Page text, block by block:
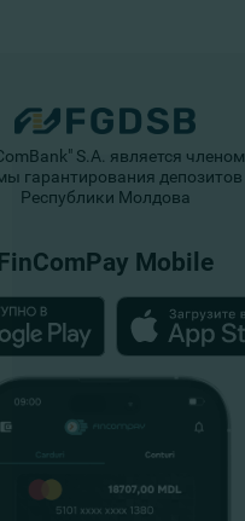
S.A. является членом
гарантирования депозитов
Республики Молдова
Mobile